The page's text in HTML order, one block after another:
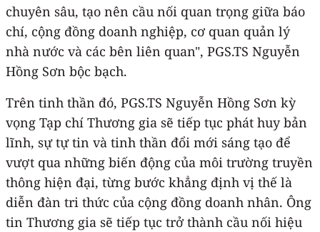
chuyên sâu, tạo nên cầu nối quan trọng giữa báo
chí, cộng đồng doanh nghiệp, cơ quan quản lý
nhà nước và các bên liên quan", PGS.TS Nguyễn
Hồng Sơn bộc bạch.
Trên tinh thần đó, PGS.TS Nguyễn Hồng Sơn kỳ
vọng Tạp chí Thương gia sẽ tiếp tục phát huy bản
lĩnh, sự tự tin và tinh thần đổi mới sáng tạo để
vượt qua những biến động của môi trường truyền
thông hiện đại, từng bước khẳng định vị thế là
diễn đàn tri thức của cộng đồng doanh nhân. Ông
tin Thương gia sẽ tiếp tục trở thành cầu nối hiệu